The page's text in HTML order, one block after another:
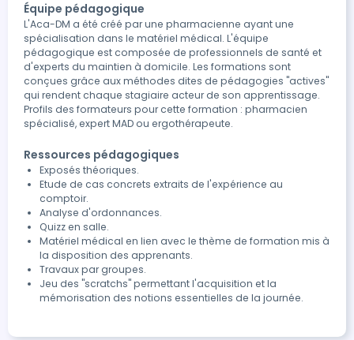
Équipe pédagogique
L'Aca-DM a été créé par une pharmacienne ayant une
spécialisation dans le matériel médical. L'équipe
pédagogique est composée de professionnels de santé et
d'experts du maintien à domicile. Les formations sont
conçues grâce aux méthodes dites de pédagogies "actives"
qui rendent chaque stagiaire acteur de son apprentissage.
Profils des formateurs pour cette formation : pharmacien
spécialisé, expert MAD ou ergothérapeute.
Ressources pédagogiques
Exposés théoriques.
Etude de cas concrets extraits de l'expérience au
comptoir.
Analyse d'ordonnances.
Quizz en salle.
Matériel médical en lien avec le thème de formation mis à
la disposition des apprenants.
Travaux par groupes.
Jeu des "scratchs" permettant l'acquisition et la
mémorisation des notions essentielles de la journée.